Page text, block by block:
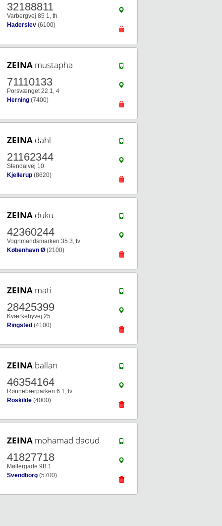
32188811
Varbergvej 85 1, th
Haderslev (6100)
ZEINA mustapha
71110133
Porsvænget 22 1, 4
Herning (7400)
ZEINA dahl
21162344
Stendalvej 10
Kjellerup (8620)
ZEINA duku
42360244
Vognmandsmarken 35 3, tv
København Ø (2100)
ZEINA mati
28425399
Kværkebyvej 25
Ringsted (4100)
ZEINA ballan
46354164
Rønnebærparken 6 1, tv
Roskilde (4000)
ZEINA mohamad daoud
41827718
Møllergade 9B 1
Svendborg (5700)